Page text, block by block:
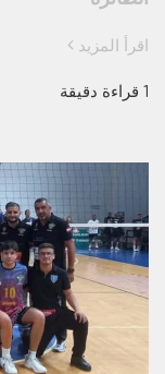
اقرأ المزيد
1 قراءة دقيقة